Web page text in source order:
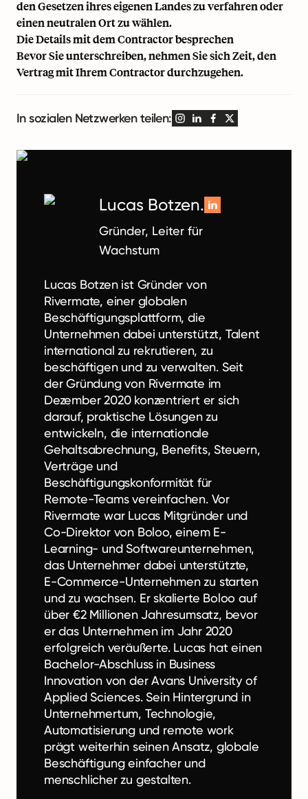
den Gesetzen ihres eigenen Landes zu verfahren oder
einen neutralen Ort zu wählen.
Die Details mit dem Contractor besprechen
Bevor Sie unterschreiben, nehmen Sie sich Zeit, den
Vertrag mit Ihrem Contractor durchzugehen.
In sozialen Netzwerken teilen:
Lucas Botzen.
Gründer, Leiter für
Wachstum
Lucas Botzen ist Gründer von
Rivermate, einer globalen
Beschäftigungsplattform, die
Unternehmen dabei unterstützt, Talent
international zu rekrutieren, zu
beschäftigen und zu verwalten. Seit
der Gründung von Rivermate im
Dezember 2020 konzentriert er sich
darauf, praktische Lösungen zu
entwickeln, die internationale
Gehaltsabrechnung, Benefits, Steuern,
Verträge und
Beschäftigungskonformität für
Remote-Teams vereinfachen. Vor
Rivermate war Lucas Mitgründer und
Co-Direktor von Boloo, einem E-
Learning- und Softwareunternehmen,
das Unternehmer dabei unterstützte,
E-Commerce-Unternehmen zu starten
und zu wachsen. Er skalierte Boloo auf
über €2 Millionen Jahresumsatz, bevor
er das Unternehmen im Jahr 2020
erfolgreich veräußerte. Lucas hat einen
Bachelor-Abschluss in Business
Innovation von der Avans University of
Applied Sciences. Sein Hintergrund in
Unternehmertum, Technologie,
Automatisierung und remote work
prägt weiterhin seinen Ansatz, globale
Beschäftigung einfacher und
menschlicher zu gestalten.